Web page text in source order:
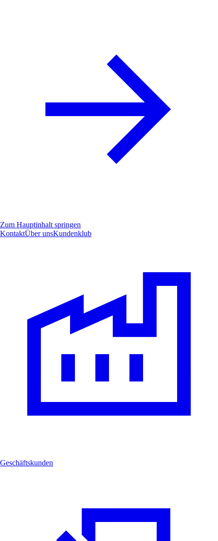
Zum Hauptinhalt springen
KontaktÜber unsKundenklub
Geschäftskunden